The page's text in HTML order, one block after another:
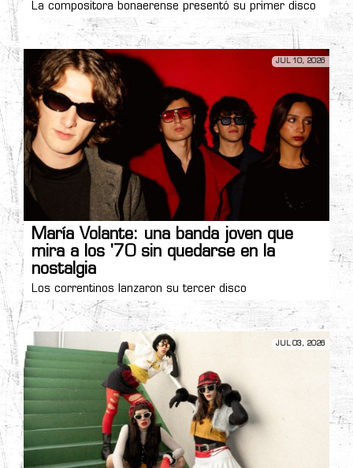
La compositora bonaerense presentó su primer disco
JUL 10, 2026
María Volante: una banda joven que
mira a los '70 sin quedarse en la
nostalgia
Los correntinos lanzaron su tercer disco
JUL 03, 2026